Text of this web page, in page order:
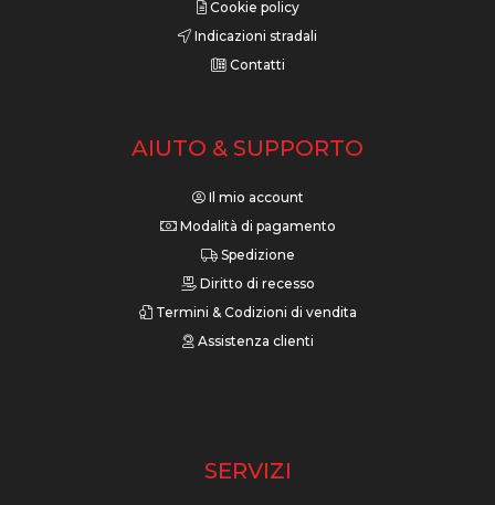
Cookie policy
Indicazioni stradali
Contatti
AIUTO & SUPPORTO
Il mio account
Modalità di pagamento
Spedizione
Diritto di recesso
Termini & Codizioni di vendita
Assistenza clienti
SERVIZI